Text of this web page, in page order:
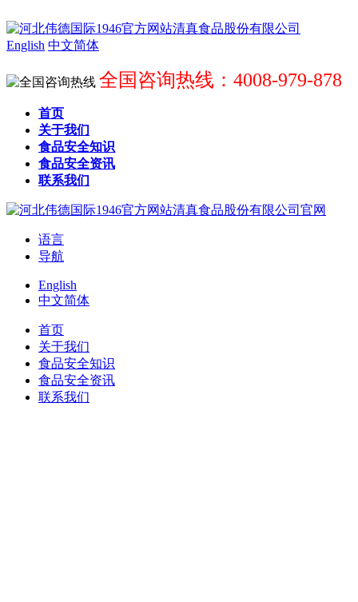
English 中文简体
全国咨询热线：4008-979-878
首页
关于我们
食品安全知识
食品安全资讯
联系我们
语言
导航
English
中文简体
首页
关于我们
食品安全知识
食品安全资讯
联系我们